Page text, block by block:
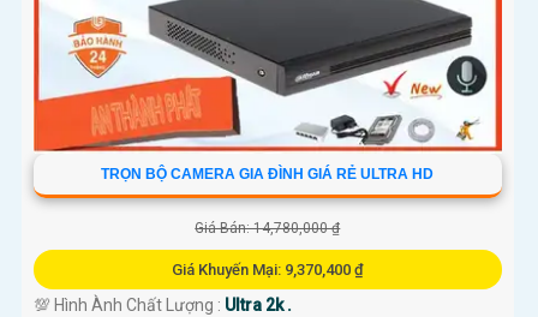
TRỌN BỘ CAMERA GIA ĐÌNH GIÁ RẺ ULTRA HD
Giá Bán: 14,780,000 ₫
Giá Khuyến Mại: 9,370,400 ₫
💯 Hình Ành Chất Lượng : Ultra 2k .